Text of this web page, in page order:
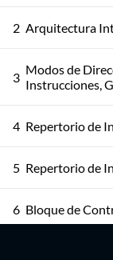
2 Arquitectura
3 Modos de
Instrucciones,
4 Repertorio de
5 Repertorio de
6 Bloque de
Lenguajes y